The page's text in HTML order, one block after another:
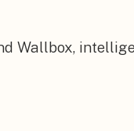
Wallbox,